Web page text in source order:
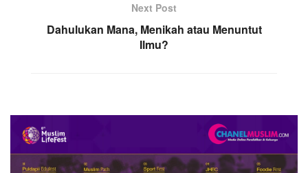
Next Post
Dahulukan Mana, Menikah atau Menuntut
Ilmu?